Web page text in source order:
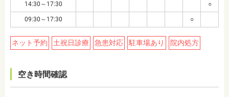
14:30～17:30 ○
09:30～17:30 ○
ネット予約 土祝日診療 急患対応 駐車場あり 院内処方
空き時間確認